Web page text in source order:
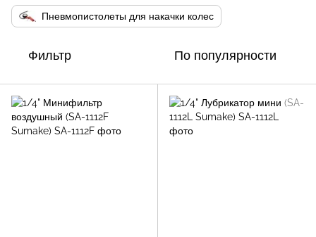
Пневмопистолеты для накачки колес
Фильтр По популярности